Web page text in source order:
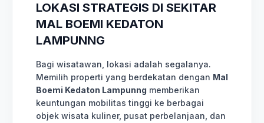
LOKASI STRATEGIS DI SEKITAR
MAL BOEMI KEDATON
LAMPUNNG
Bagi wisatawan, lokasi adalah segalanya.
Memilih properti yang berdekatan dengan Mal
Boemi Kedaton Lampunng memberikan
keuntungan mobilitas tinggi ke berbagai
objek wisata kuliner, pusat perbelanjaan, dan